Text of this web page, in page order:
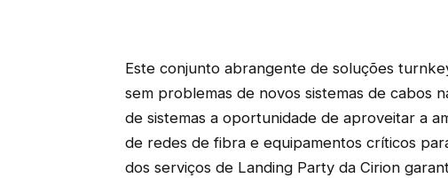
Este conjunto abrangente de soluções
sem problemas de novos sistemas de cabos
de sistemas a oportunidade de aproveitar a
de redes de fibra e equipamentos críticos
dos serviços de Landing Party da Cirion